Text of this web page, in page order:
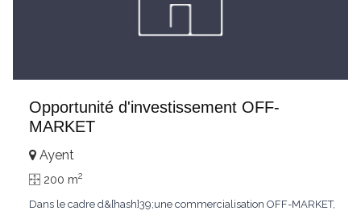
Opportunité d'investissement OFF-
MARKET
Ayent
200 m2
Dans le cadre d&[hash]39;une commercialisation OFF-MARKET,